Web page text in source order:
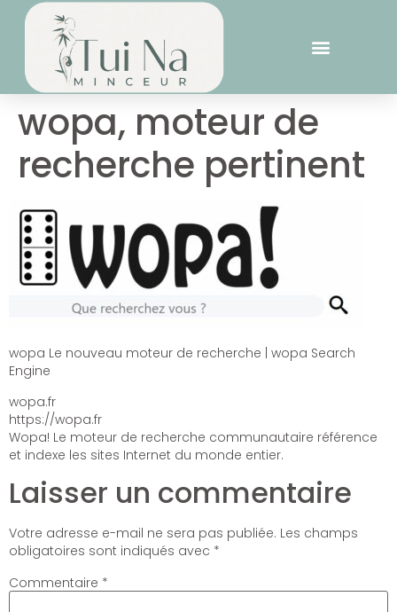
wopa, moteur de
recherche pertinent
wopa Le nouveau moteur de recherche | wopa Search
Engine
wopa.fr
https://wopa.fr
Wopa! Le moteur de recherche communautaire référence
et indexe les sites Internet du monde entier.
Laisser un commentaire
Votre adresse e-mail ne sera pas publiée. Les champs
obligatoires sont indiqués avec *
Commentaire *